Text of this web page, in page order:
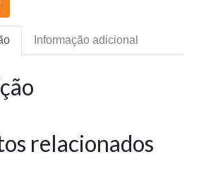
Informação adicional
relacionados